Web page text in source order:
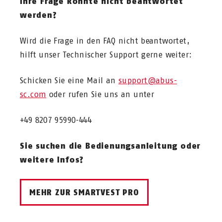
werden, die Smartvest Pro App leitet
werden?
Wird die Frage in den FAQ nicht beantwortet,
hilft unser Technischer Support gerne weiter:
Schicken Sie eine Mail an support@abus-
sc.com oder rufen Sie uns an unter
+49 8207 95990-444
Sie suchen die Bedienungsanleitung oder
weitere Infos?
MEHR ZUR SMARTVEST PRO